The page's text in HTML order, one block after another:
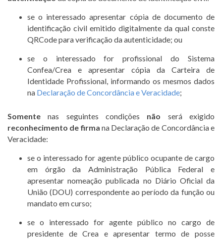
se o interessado apresentar cópia de documento de
identificação civil emitido digitalmente da qual conste
QRCode para verificação da autenticidade; ou
se o interessado for profissional do Sistema
Confea/Crea e apresentar cópia da Carteira de
Identidade Profissional, informando os mesmos dados
na Declaração de Concordância e Veracidade;
Somentenas seguintes condições não será exigido
reconhecimento de firma na Declaração de Concordância e
Veracidade:
se o interessado for agente público ocupante de cargo
em órgão da Administração Pública Federal e
apresentar nomeação publicada no Diário Oficial da
União (DOU) correspondente ao período da função ou
mandato em curso;
se o interessado for agente público no cargo de
presidente de Crea e apresentar termo de posse